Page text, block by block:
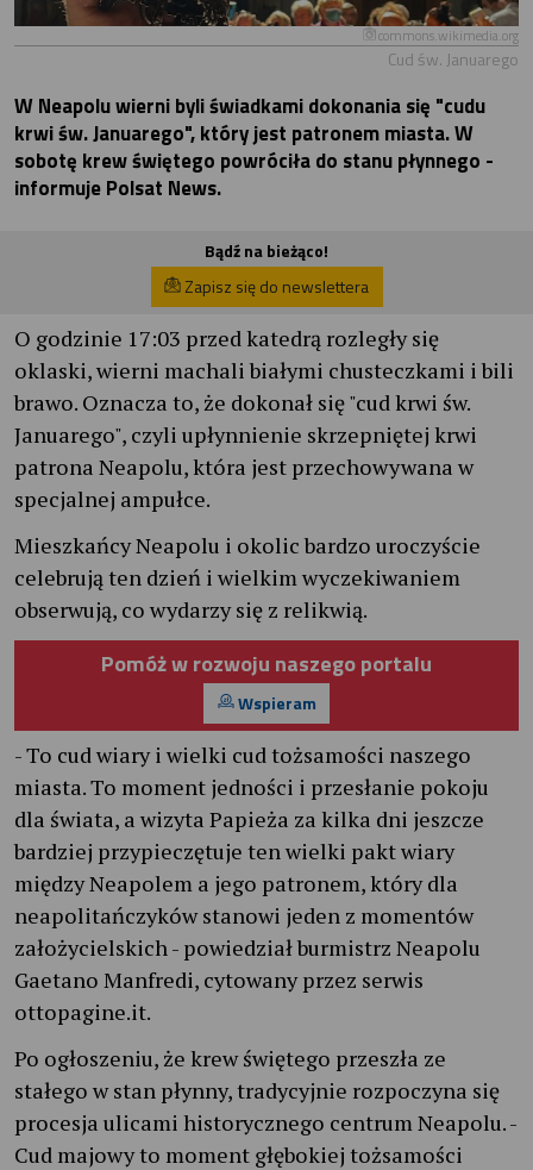
commons.wikimedia.org
Cud św. Januarego
W Neapolu wierni byli świadkami dokonania się "cudu
krwi św. Januarego", który jest patronem miasta. W
sobotę krew świętego powróciła do stanu płynnego -
informuje Polsat News.
Bądź na bieżąco!
Zapisz się do newslettera
O godzinie 17:03 przed katedrą rozległy się
oklaski, wierni machali białymi chusteczkami i bili
brawo. Oznacza to, że dokonał się "cud krwi św.
Januarego", czyli upłynnienie skrzepniętej krwi
patrona Neapolu, która jest przechowywana w
specjalnej ampułce.
Mieszkańcy Neapolu i okolic bardzo uroczyście
celebrują ten dzień i wielkim wyczekiwaniem
obserwują, co wydarzy się z relikwią.
Pomóż w rozwoju naszego portalu
Wspieram
- To cud wiary i wielki cud tożsamości naszego
miasta. To moment jedności i przesłanie pokoju
dla świata, a wizyta Papieża za kilka dni jeszcze
bardziej przypieczętuje ten wielki pakt wiary
między Neapolem a jego patronem, który dla
neapolitańczyków stanowi jeden z momentów
założycielskich - powiedział burmistrz Neapolu
Gaetano Manfredi, cytowany przez serwis
ottopagine.it.
Po ogłoszeniu, że krew świętego przeszła ze
stałego w stan płynny, tradycyjnie rozpoczyna się
procesja ulicami historycznego centrum Neapolu. -
Cud majowy to moment głębokiej tożsamości